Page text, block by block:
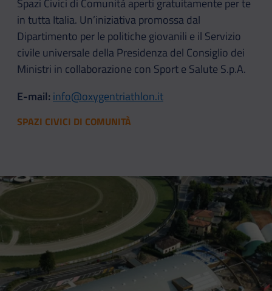
Spazi Civici di Comunità aperti gratuitamente per te
in tutta Italia. Un’iniziativa promossa dal
Dipartimento per le politiche giovanili e il Servizio
civile universale della Presidenza del Consiglio dei
Ministri in collaborazione con Sport e Salute S.p.A.
E-mail: info@oxygentriathlon.it
SPAZI CIVICI DI COMUNITÀ